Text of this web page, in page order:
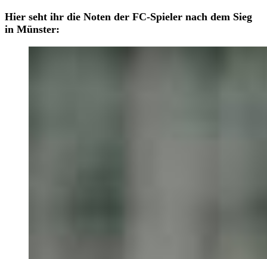
Hier seht ihr die Noten der FC-Spieler nach dem Sieg
in Münster: